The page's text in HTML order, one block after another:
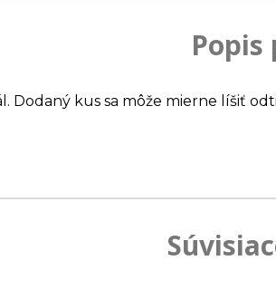
Dodaný kus sa môže mierne líšiť